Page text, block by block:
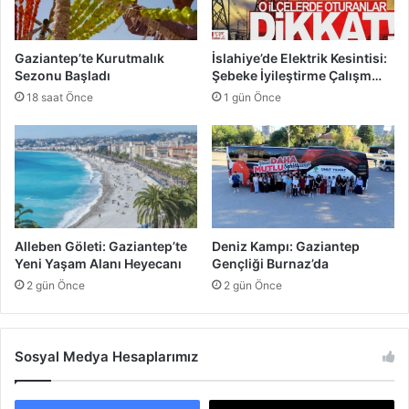
B
e
k
l
i
y
r
n
l
k
Z
a
f
i
y
e
t
l
r
ö
z
d
Gaziantep’te Kurutmalık
Sezonu Başladı
18 saat Önce
İslahiye’de Elektrik Kesintisi:
Şebeke İyileştirme Çalışm…
1 gün Önce
Alleben Göleti: Gaziantep’te
Yeni Yaşam Alanı Heyecanı
2 gün Önce
Deniz Kampı: Gaziantep
Gençliği Burnaz’da
2 gün Önce
Sosyal Medya Hesaplarımız